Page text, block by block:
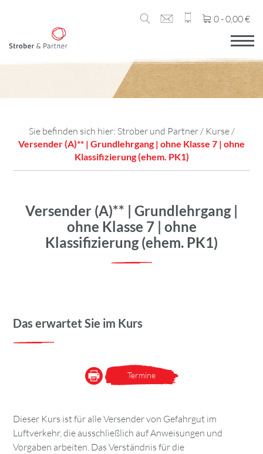
0 -0,00€
Sie befinden sich hier: Strober und Partner/ Kurse/
Versender (A)** | Grundlehrgang | ohne Klasse 7 | ohne
Klassifizierung (ehem. PK1)
Versender (A)** | Grundlehrgang |
ohne Klasse 7 | ohne
Klassifizierung (ehem. PK1)
Das erwartet Sie im Kurs
Termine
Dieser Kurs ist für alle Versender von Gefahrgut im
Luftverkehr, die ausschließlich auf Anweisungen und
Vorgaben arbeiten. Das Verständnis für die